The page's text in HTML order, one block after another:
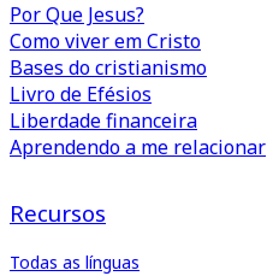
Por Que Jesus?
Como viver em Cristo
Bases do cristianismo
Livro de Efésios
Liberdade financeira
Aprendendo a me relacionar
Recursos
Todas as línguas